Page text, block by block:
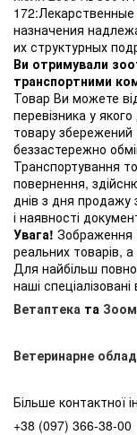
назначения
их структурных
Ви отримували
транспортними
Товар Ви можете
перевізника у
товару збережений
беззастережно
Транспортування
повернення,
днів з дня продажу
і наявності
Увага! Зображення
реальних товарів,
Для найбільш
наші спеціалізовані
Ветаптека та
Ветеринарне
Більше контактної
+38 (097) 366-38-00